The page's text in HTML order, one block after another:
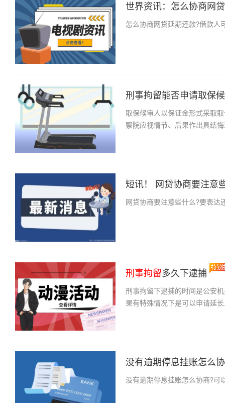
世界资讯：怎么协商网
怎么协商网贷延期还款?借款人
刑事拘留能否申请取保
取保候审人以保证金形式采取
察院应视情节、后果作出具结
短讯！ 网贷协商要注意
网贷协商要注意些什么?要表达
刑事拘留多久下逮捕
刑事拘留下逮捕的时间是公安
果有特殊情况下是可以申请延
没有逾期停息挂账怎么
没有逾期停息挂账怎么协商?可